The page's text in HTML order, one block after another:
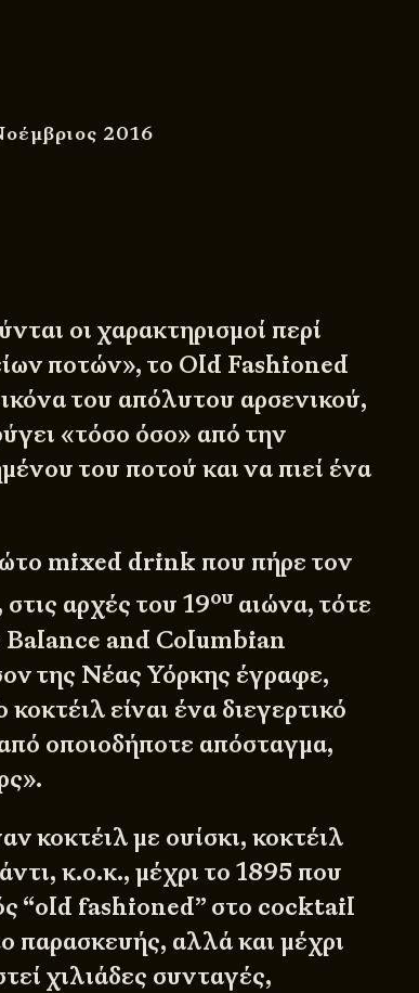
2016
οι χαρακτηρισμοί περί
ποτών», το Old Fashioned
του απόλυτου αρσενικού,
«τόσο όσο» από την
του ποτού και να πιεί ένα
mixed drink που πήρε τον
αρχές του 19ουαιώνα, τότε
Balance and Columbian
της Νέας Υόρκης έγραφε,
είναι ένα διεγερτικό
οποιοδήποτε απόσταγμα,
κοκτέιλ με ουίσκι, κοκτέιλ
κ.ο.κ., μέχρι το 1895 που
“old fashioned” στο cocktail
παρασκευής, αλλά και μέχρι
χιλιάδες συνταγές,